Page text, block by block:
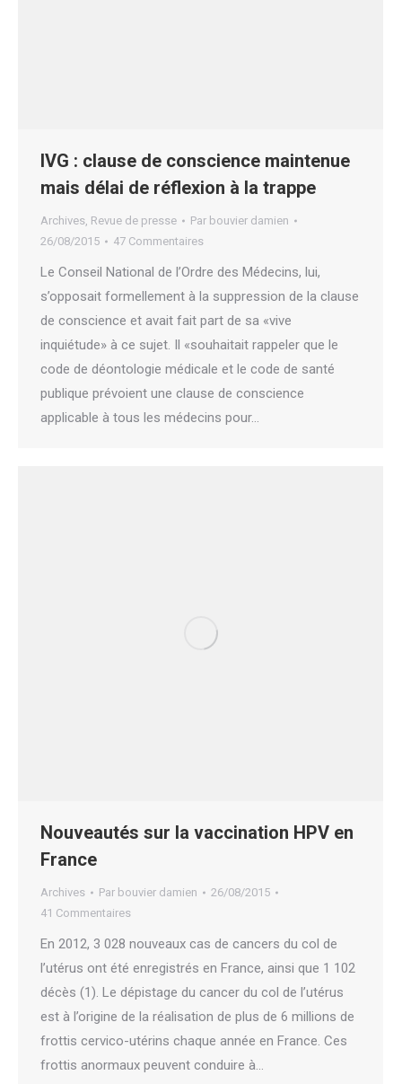
IVG : clause de conscience maintenue
mais délai de réflexion à la trappe
Archives, Revue de presse Par bouvier damien
26/08/2015
47 Commentaires
Le Conseil National de l’Ordre des Médecins, lui,
s’opposait formellement à la suppression de la clause
de conscience et avait fait part de sa «vive
inquiétude» à ce sujet. Il «souhaitait rappeler que le
code de déontologie médicale et le code de santé
publique prévoient une clause de conscience
applicable à tous les médecins pour…
Nouveautés sur la vaccination HPV en
France
Archives Par bouvier damien
26/08/2015
41 Commentaires
En 2012, 3 028 nouveaux cas de cancers du col de
l’utérus ont été enregistrés en France, ainsi que 1 102
décès (1). Le dépistage du cancer du col de l’utérus
est à l’origine de la réalisation de plus de 6 millions de
frottis cervico-utérins chaque année en France. Ces
frottis anormaux peuvent conduire à…